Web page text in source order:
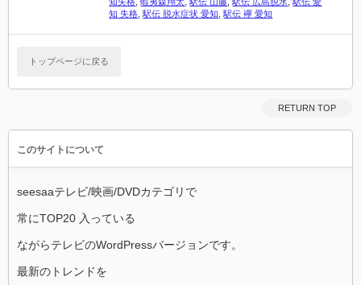
知 失格 ,駅伝 脱水症状 愛知 ,駅伝 襷 愛知
トップページに戻る
RETURN TOP
このサイトについて
seesaaテレビ/映画/DVDカテゴリで
常にTOP20 入っている
ながらテレビのWordPressバージョンです。
最新のトレンドを